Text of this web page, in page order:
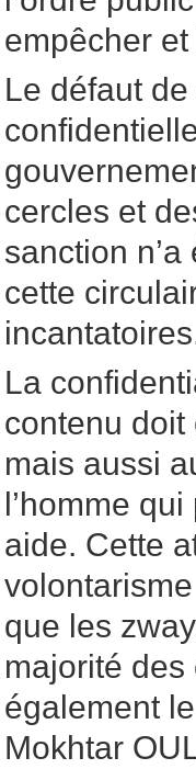
empêcher
Le défaut
cercles et
sanction
cette
La
contenu doit
mais aussi
l’homme
aide. Cette
que les
majorité
également
Mokhtar